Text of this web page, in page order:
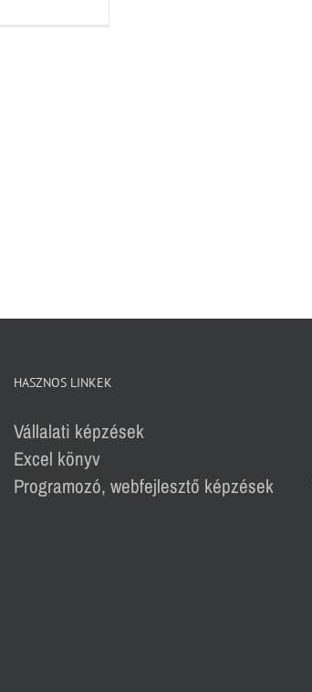
HASZNOS LINKEK
Vállalati képzések
Excel könyv
Programozó, webfejlesztő képzések